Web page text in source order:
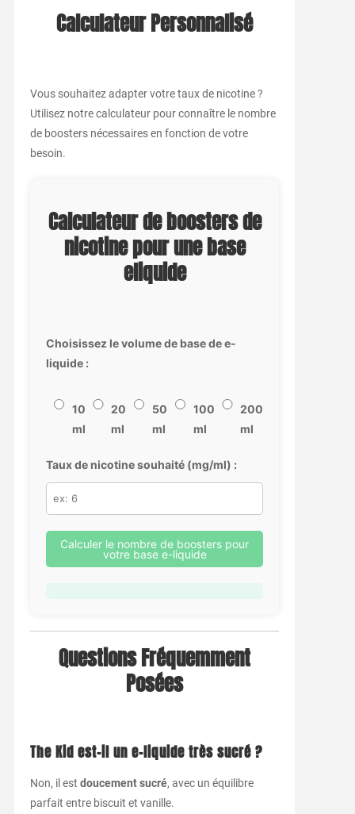
Calculateur Personnalisé
Vous souhaitez adapter votre taux de nicotine ?
Utilisez notre calculateur pour connaître le nombre
de boosters nécessaires en fonction de votre
besoin.
Calculateur de boosters de
nicotine pour une base
eliquide
Choisissez le volume de base de e-
liquide :
10
ml
20
ml
50
ml
100
ml
200
ml
Taux de nicotine souhaité (mg/ml) :
Calculer le nombre de boosters pour
votre base e-liquide
Questions Fréquemment
Posées
The Kid est-il un e-liquide très sucré ?
Non, il est doucement sucré, avec un équilibre
parfait entre biscuit et vanille.